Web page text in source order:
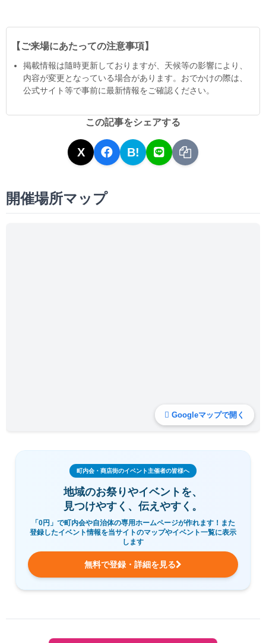
【ご来場にあたっての注意事項】
掲載情報は隨時更新しておりますが、天候等の影響により、
内容が変更となっている場合があります。おでかけの際は、
公式サイト等で事前に最新情報をご確認ください。
この記事をシェアする
X B!
開催場所マップ
Googleマップで開く
町内会・商店街のイベント主催者の皆様へ
地域のお祭りやイベントを、
見つけやすく、伝えやすく。
「0円」で町内会や自治体の専用ホームページが作れます！また
登録したイベント情報を当サイトのマップやイベント一覧に表示
します
無料で登録・詳細を見る